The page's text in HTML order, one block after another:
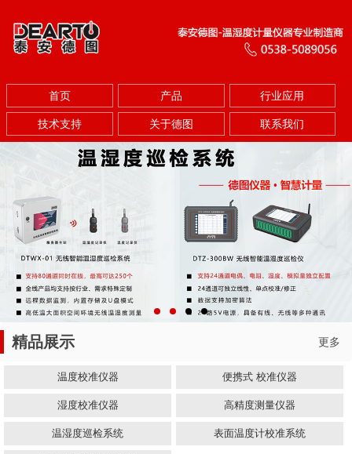
首页 产品 行业应用
技术支持 关于德图 联系我们
精品展示 更多
温度校准仪器 便携式 校准仪器
湿度校准仪器 高精度测量仪器
温湿度巡检系统 表面温度计校准系统